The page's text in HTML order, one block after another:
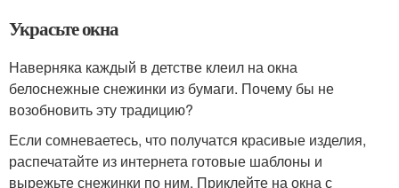
Украсьте окна
Наверняка каждый в детстве клеил на окна
белоснежные снежинки из бумаги. Почему бы не
возобновить эту традицию?
Если сомневаетесь, что получатся красивые изделия,
распечатайте из интернета готовые шаблоны и
вырежьте снежинки по ним. Приклейте на окна с